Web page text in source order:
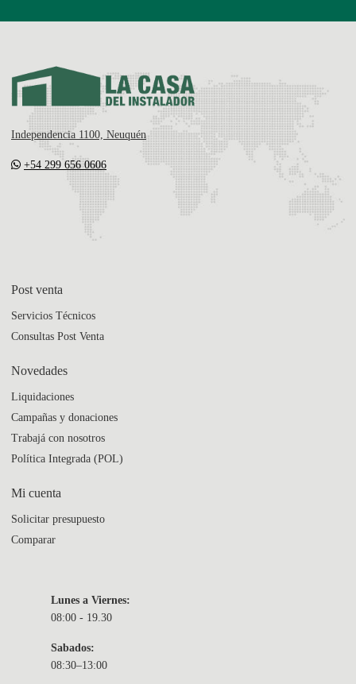
Independencia 1100, Neuquén
+54 299 656 0606
Post venta
Servicios Técnicos
Consultas Post Venta
Novedades
Liquidaciones
Campañas y donaciones
Trabajá con nosotros
Política Integrada (POL)
Mi cuenta
Solicitar presupuesto
Comparar
Lunes a Viernes:
08:00 - 19.30
Sabados:
08:30–13:00